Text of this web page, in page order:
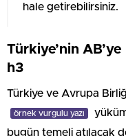
hale getirebilirsiniz.
Türkiye’nin
h3
Türkiye ve Avrupa
örnek vurgulu yazı
bugün temeli atılacak